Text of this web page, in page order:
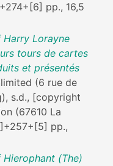
pp., 16,5
Lorayne
tours de cartes
et présentés
(6 rue de
s.d., [copyright
(67610 La
pp.,
(The)